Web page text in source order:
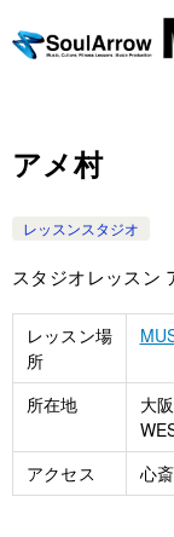
アメ村
レッスンスタジオ
スタジオレッスン
レッスン場
所
所在地
大
アクセス
心